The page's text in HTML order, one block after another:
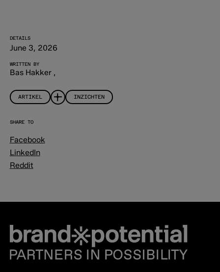
DETAILS
June 3, 2026
WRITTEN BY
Bas Hakker ,
ARTIKEL INZICHTEN
SHARE TO
Facebook
LinkedIn
Reddit